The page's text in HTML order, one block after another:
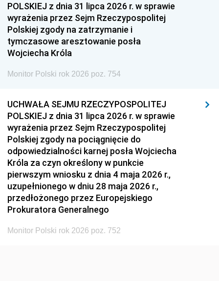
1951 1950 1949
1948 1947
1939
POLSKIEJ z dnia 31 lipca 2026 r. w sprawie
wyrażenia przez Sejm Rzeczypospolitej
Polskiej zgody na zatrzymanie i
tymczasowe aresztowanie posła
Wojciecha Króla
Monitor Polski rok 2026 poz. 754
UCHWAŁA SEJMU RZECZYPOSPOLITEJ
POLSKIEJ z dnia 31 lipca 2026 r. w sprawie
wyrażenia przez Sejm Rzeczypospolitej
Polskiej zgody na pociągnięcie do
odpowiedzialności karnej posła Wojciecha
Króla za czyn określony w punkcie
pierwszym wniosku z dnia 4 maja 2026 r.,
uzupełnionego w dniu 28 maja 2026 r.,
przedłożonego przez Europejskiego
Prokuratora Generalnego
Monitor Polski rok 2026 poz. 752